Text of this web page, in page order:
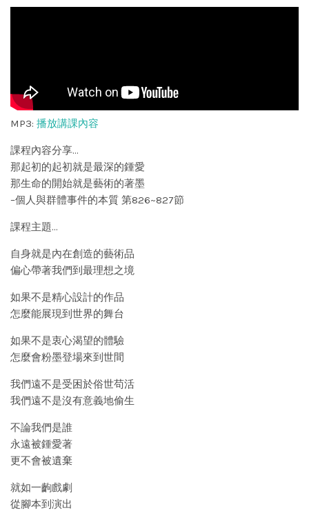
MP3: 播放講課內容
課程內容分享…
那起初的起初就是最深的鍾愛
那生命的開始就是藝術的著墨
–個人與群體事件的本質 第826~827節
課程主題…
自身就是內在創造的藝術品
偏心帶著我們到最理想之境
如果不是精心設計的作品
怎麼能展現到世界的舞台
如果不是衷心渴望的體驗
怎麼會粉墨登場來到世間
我們遠不是受困於俗世苟活
我們遠不是沒有意義地偷生
不論我們是誰
永遠被鍾愛著
更不會被遺棄
就如一齣戲劇
從腳本到演出